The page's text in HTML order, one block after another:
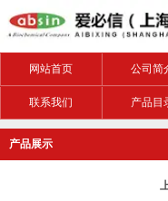
网站首页 公司简
联系我们 产品目
产品展示